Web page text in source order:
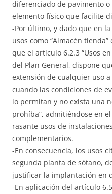
diferenciado de pavimento
elemento físico que facilite
-Por último, y dado que en
usos como “Almacén
que el artículo 6.2.3 “Usos
del Plan General, dispone
extensión de cualquier uso
cuando las condiciones de
lo permitan y no exista una
prohíba”, admitiéndose en
rasante usos de
complementarios.
-En consecuencia, los usos
segunda planta de sótano,
justificar la implantación en
-En aplicación del artículo